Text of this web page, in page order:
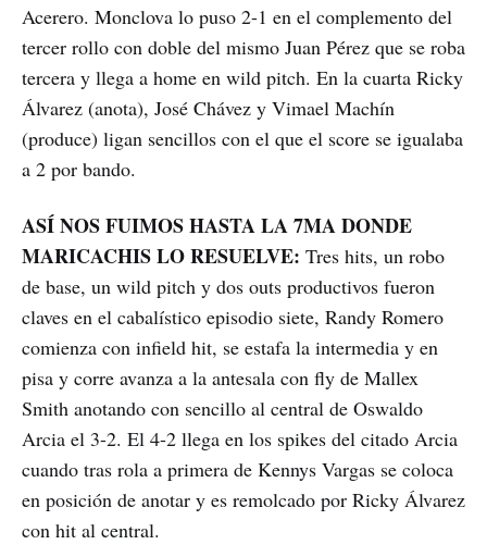
Acerero. Monclova lo puso 2-1 en el complemento del
tercer rollo con doble del mismo Juan Pérez que se roba
tercera y llega a home en wild pitch. En la cuarta Ricky
Álvarez (anota), José Chávez y Vimael Machín
(produce) ligan sencillos con el que el score se igualaba
a 2 por bando.
ASÍ NOS FUIMOS HASTA LA 7MA DONDE
MARICACHIS LO RESUELVE: Tres hits, un robo
de base, un wild pitch y dos outs productivos fueron
claves en el cabalístico episodio siete, Randy Romero
comienza con infield hit, se estafa la intermedia y en
pisa y corre avanza a la antesala con fly de Mallex
Smith anotando con sencillo al central de Oswaldo
Arcia el 3-2. El 4-2 llega en los spikes del citado Arcia
cuando tras rola a primera de Kennys Vargas se coloca
en posición de anotar y es remolcado por Ricky Álvarez
con hit al central.